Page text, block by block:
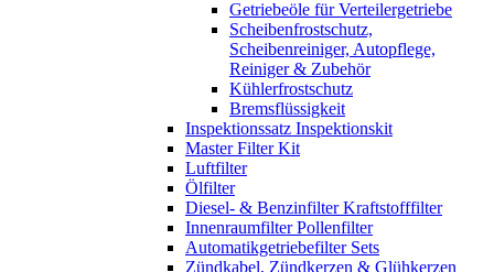
Getriebeöle für Verteilergetriebe
Scheibenfrostschutz,
Scheibenreiniger, Autopflege,
Reiniger & Zubehör
Kühlerfrostschutz
Bremsflüssigkeit
Inspektionssatz Inspektionskit
Master Filter Kit
Luftfilter
Ölfilter
Diesel- & Benzinfilter Kraftstofffilter
Innenraumfilter Pollenfilter
Automatikgetriebefilter Sets
Zündkabel, Zündkerzen & Glühkerzen